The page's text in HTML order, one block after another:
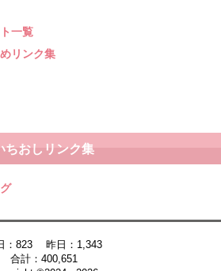
一覧
リンク集
ちおしリンク集
：823 昨日：1,343
合計：400,651